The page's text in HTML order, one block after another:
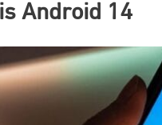
Android 14